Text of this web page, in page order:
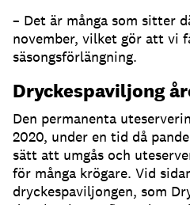
– Det är många som sitter
november, vilket gör att vi
säsongsförlängning.
Dryckespaviljong
Den permanenta
2020, under en tid då
sätt att umgås och
för många krögare. Vid
dryckespaviljongen, som